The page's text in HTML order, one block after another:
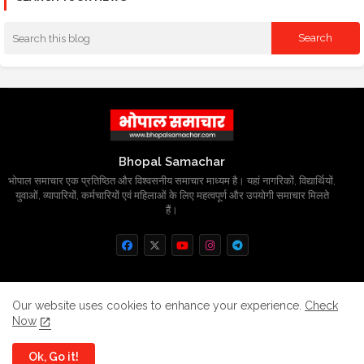
Bhopal Samachar
भोपाल समाचार एक प्रतिष्ठित और विश्वसनीय समाचार माध्यम है। यहां नागरिकों, विद्यार्थियों,
युवाओं, व्यापारियों, कर्मचारियों एवं महिलाओं के लिए महत्वपूर्ण और उपयोगी समाचार मिलते
हैं।
Home About Contact us
Privacy Policy
Our website uses cookies to enhance your experience. Check
Now
Ok, Go it!